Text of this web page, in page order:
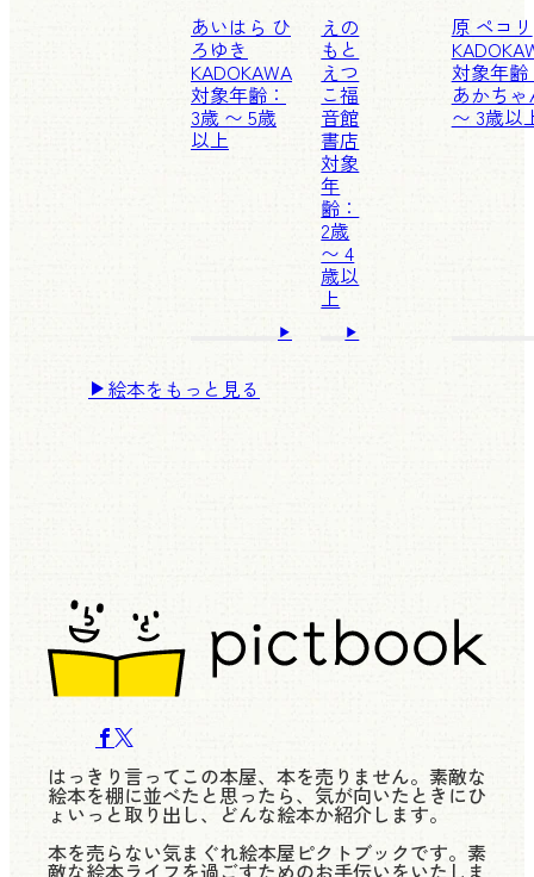
あいはら ひ
ろゆき
KADOKAWA
対象年齢：
3歳 〜 5歳
以上
えの
もと
えつ
こ福
音館
書店
対象
年
齢：
2歳
〜 4
歳以
上
原 ペコリ
対象年齢
あかちゃ
〜 3歳以
絵本をもっと見る
はっきり言ってこの本屋、本を売りません。素敵な
絵本を棚に並べたと思ったら、気が向いたときにひ
ょいっと取り出し、どんな絵本か紹介します。
本を売らない気まぐれ絵本屋ピクトブックです。素
敵な絵本ライフを過ごすためのお手伝いをいたしま